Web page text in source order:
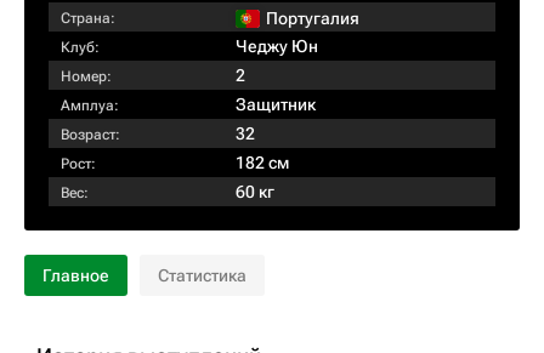
Страна: Португалия
Клуб: Чеджу Юн
Номер: 2
Амплуа: Защитник
Возраст: 32
Рост: 182 см
Вес: 60 кг
Главное Статистика